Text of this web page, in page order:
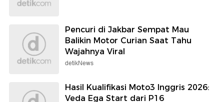
Pencuri di Jakbar Sempat Mau
Balikin Motor Curian Saat Tahu
Wajahnya Viral
detikNews
Hasil Kualifikasi Moto3 Inggris 2026:
Veda Ega Start dari P16